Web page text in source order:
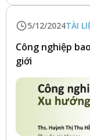
5/12/2024TÀI
Công nghiệp
giới